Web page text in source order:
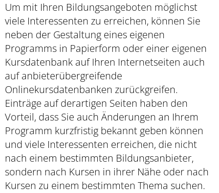
Um mit Ihren Bildungsangeboten möglichst
viele Interessenten zu erreichen, können Sie
neben der Gestaltung eines eigenen
Programms in Papierform oder einer eigenen
Kursdatenbank auf Ihren Internetseiten auch
auf anbieterübergreifende
Onlinekursdatenbanken zurückgreifen.
Einträge auf derartigen Seiten haben den
Vorteil, dass Sie auch Änderungen an Ihrem
Programm kurzfristig bekannt geben können
und viele Interessenten erreichen, die nicht
nach einem bestimmten Bildungsanbieter,
sondern nach Kursen in ihrer Nähe oder nach
Kursen zu einem bestimmten Thema suchen.